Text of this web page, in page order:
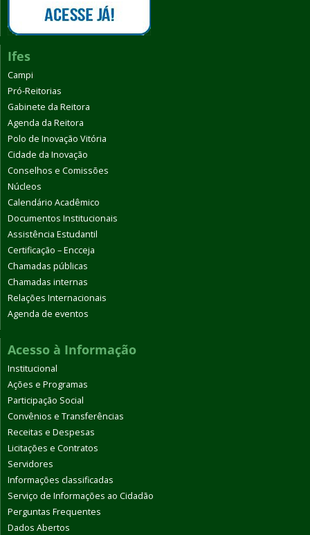
Ifes
Campi
Pró-Reitorias
Gabinete da Reitora
Agenda da Reitora
Polo de Inovação Vitória
Cidade da Inovação
Conselhos e Comissões
Núcleos
Calendário Acadêmico
Documentos Institucionais
Assistência Estudantil
Certificação – Encceja
Chamadas públicas
Chamadas internas
Relações Internacionais
Agenda de eventos
Acesso à Informação
Institucional
Ações e Programas
Participação Social
Convênios e Transferências
Receitas e Despesas
Licitações e Contratos
Servidores
Informações classificadas
Serviço de Informações ao Cidadão
Perguntas Frequentes
Dados Abertos